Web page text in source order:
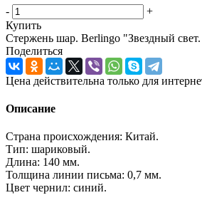
-
+
Купить
Стержень шар. Berlingo "Звездный
Поделиться
Цена действительна только для
Описание
Страна происхождения: Китай.
Тип: шариковый.
Длина: 140 мм.
Толщина линии письма: 0,7 мм.
Цвет чернил: синий.